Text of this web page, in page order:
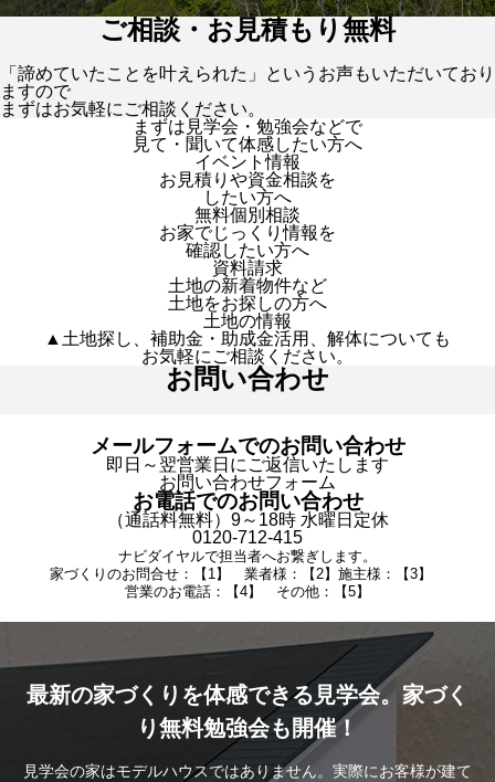
ご相談・お見積もり無料
「諦めていたことを叶えられた」というお声もいただいており
ますので
まずはお気軽にご相談ください。
まずは見学会・勉強会などで
見て・聞いて体感したい方へ
イベント情報
お見積りや資金相談を
したい方へ
無料個別相談
お家でじっくり情報を
確認したい方へ
資料請求
土地の新着物件など
土地をお探しの方へ
土地の情報
▲土地探し、補助金・助成金活用、解体についても
お気軽にご相談ください。
お問い合わせ
メールフォームでのお問い合わせ
即日～翌営業日にご返信いたします
お問い合わせフォーム
お電話でのお問い合わせ
（通話料無料）9～18時 水曜日定休
0120-712-415
ナビダイヤルで担当者へお繋ぎします。
家づくりのお問合せ：【1】 業者様：【2】施主様：【3】
営業のお電話：【4】 その他：【5】
最新の家づくりを体感できる見学会。家づく
り無料勉強会も開催！
見学会の家はモデルハウスではありません。実際にお客様が建て